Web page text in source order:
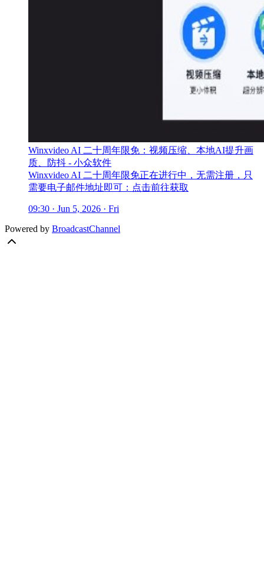
Winxvideo AI 二十周年限免：视频压缩、本地AI提升画
质、防抖 - 小众软件
Winxvideo AI 二十周年限免正在进行中，无需注册，只
需要电子邮件地址即可：点击前往获取
09:30 · Jun 5, 2026 · Fri
Powered by BroadcastChannel